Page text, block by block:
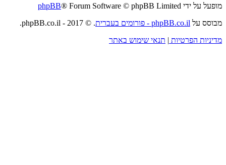
מופעל על ידי
phpBB® Forum Software © phpBB Limited
מבוסס על phpBB.co.il - פורומים בעברית
. © 2017 - phpBB.co.il.
מדיניות הפרטיות | תנאי שימוש באתר